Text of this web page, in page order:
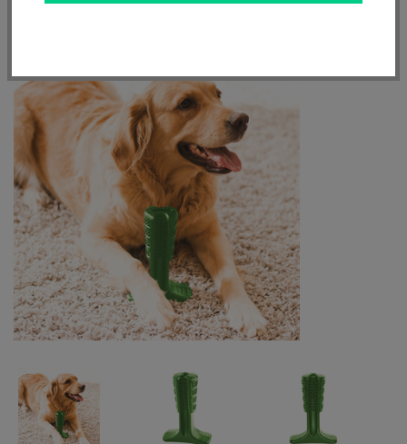
Accueil •Articles Pour Animaux•Soins D'animaux• Bâton dentaire,